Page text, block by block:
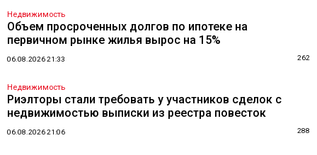
Недвижимость
Объем просроченных долгов по ипотеке на
первичном рынке жилья вырос на 15%
06.08.2026 21:33 262
Недвижимость
Риэлторы стали требовать у участников сделок с
недвижимостью выписки из реестра повесток
06.08.2026 21:06 288